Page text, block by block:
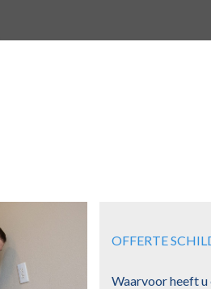
OFFERTE
Waarvoor heeft u